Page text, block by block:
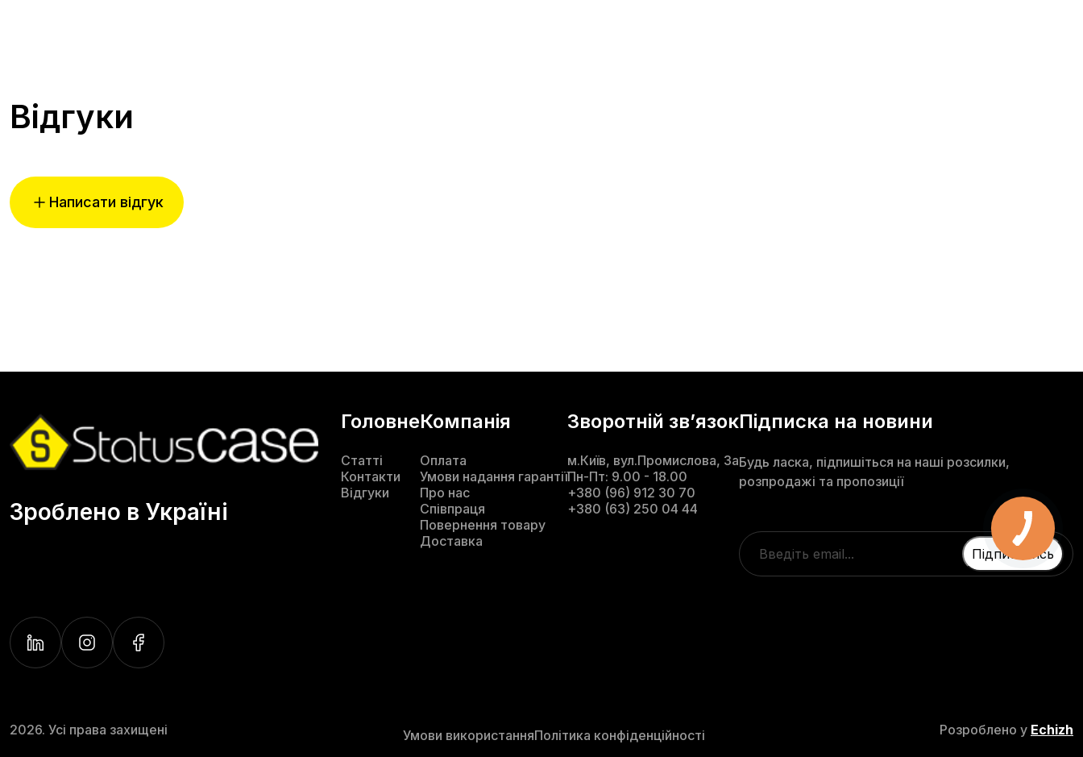
Відгуки
Написати відгук
Зроблено в Україні
Головне
Статті
Контакти
Відгуки
Компанія
Оплата
Умови надання гарантії
Про нас
Співпраця
Повернення товару
Доставка
Зворотній звʼязок
м.Київ, вул.Промислова, 3а
Пн-Пт: 9.00 - 18.00
+380 (96) 912 30 70
+380 (63) 250 04 44
Підписка на новини
Будь ласка, підпишіться на наші розсилки,
розпродажі та пропозиції
2026. Усі права захищені Умови використанняПолітика конфіденційності Розроблено у Echizh